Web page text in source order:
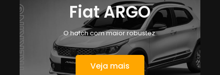
Fiat ARGO
O hatch com maior robustez.
Veja mais